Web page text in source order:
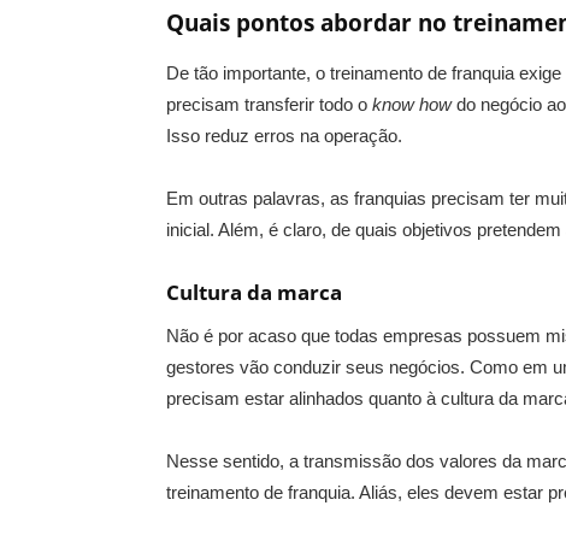
Quais pontos abordar no
De tão importante, o treinamento de franquia
precisam transferir todo o know howdo negócio
Isso reduz erros na operação.
Em outras palavras, as franquias precisam ter
inicial. Além, é claro, de quais objetivos pretendem
Cultura da marca
Não é por acaso que todas empresas possuem
gestores vão conduzir seus negócios. Como em
precisam estar alinhados quanto à cultura da
Nesse sentido, a transmissão dos valores da
treinamento de franquia. Aliás, eles devem estar